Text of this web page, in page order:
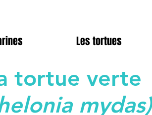
Les tortues
tortue verte
mydas)